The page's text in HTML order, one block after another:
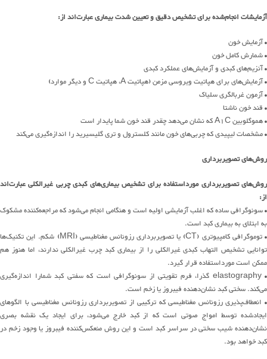
آزمایشات انجام‌شده برای تشخیص دقیق و تعیین شدت بیماری عبارت‌اند از:
• آزمایش خون
• شمارش کامل خون
• آنزیم‌های کبدی و آزمایش‌های عملکرد کبدی
• آزمایش‌های برای هپاتیت ویروسی مزمن (هپاتیت A، هپاتیت C و دیگر موارد)
• آزمون غربالگری سلیاک
• قند خون ناشتا
• هموگلوبین A1C که نشان می‌دهد چقدر قند خون شما پایدار است
• مشخصات لیپیدی که چربی‌های خون مانند کلسترول و تری گلیسیرید را اندازه‌گیری می‌کند
روش‌های تصویربرداری
روش‌های تصویربرداری مورداستفاده برای تشخیص بیماری‌های کبدی چربی غیرالکلی عبارت‌اند
از:
• سونوگرافی ساده که اغلب آزمایشی اولیه است و هنگامی انجام می‌شود که مراجعه‌کننده مشکوک
به ابتلای به بیماری کبد است.
• توموگرافی کامپیوتری (CT) یا تصویربرداری رزونانس مغناطیسی (MRI) شکم. این تکنیک‌ها
توانایی تشخیص التهاب کبدی غیرالکلی را از بیماری کبد چرب غیرالکلی ندارند، اما هنوز هم
ممکن است مورداستفاده قرار گیرد.
• elastography گذرا، فرم تقویتی از سونوگرافی است که سفتی کبد شمارا اندازه‌گیری
می‌کند. سختی کبد نشان‌دهنده فیبروز یا زخم است.
• انعطاف‌پذیری رزونانس مغناطیسی که ترکیبی از تصویربرداری رزونانس مغناطیسی با الگوهای
ایجادشده توسط امواج صوتی است که از کبد خارج می‌شود، برای ایجاد یک نقشه بصری
نشان‌دهنده شیب سختی در سراسر کبد است و این روش منعکس‌کننده فیبروز یا وجود زخم در
کبد خواهد بود.